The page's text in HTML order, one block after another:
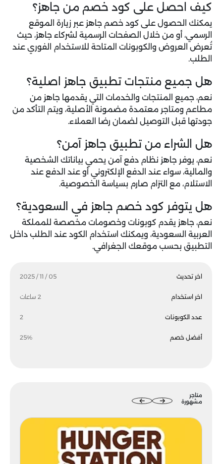
اخر تحديث 05 / 11 / 2025
اخر استخدام 2 ساعات
عدد الكوبونات 2
أفضل خصم 25%
متاجر
مشهورة
كيف احصل على كود خصم من جاهز؟
يمكنك الحصول على كود خصم جاهز عبر زيارة الموقع
الرسمي، أو من خلال الصفحات الرسمية لشركاء جاهز، حيث
تُعرض العروض والكوبونات المتاحة للاستخدام الفوري عند
الطلب.
هل جميع منتجات تطبيق جاهز اصلية؟
نعم، جميع المنتجات والخدمات التي يقدمها جاهز من
مطاعم ومتاجر معتمدة مضمونة الأصلية، ويتم التأكد من
جودتها قبل التوصيل لضمان رضا العملاء.
هل الشراء من تطبيق جاهز آمن؟
نعم، يوفر جاهز نظام دفع آمن يحمي بياناتك الشخصية
والمالية، سواء عند الدفع الإلكتروني أو عند الدفع عند
الاستلام، مع التزام صارم بسياسة الخصوصية.
هل يتوفر كود خصم جاهز في السعودية؟
نعم، جاهز يقدم كوبونات وخصومات مخصصة للمملكة
العربية السعودية، ويمكنك استخدام الكود عند الطلب داخل
التطبيق بحسب موقعك الجغرافي.